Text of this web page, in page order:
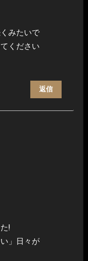
みたいで
ください
返信
!
」日々が